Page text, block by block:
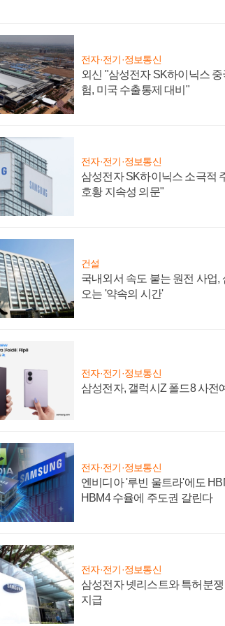
전자·전기·정보통신
외신 "삼성전자 SK하이닉스
험, 미국 수출통제 대비"
전자·전기·정보통신
삼성전자 SK하이닉스 소극적
호황 지속성 의문"
건설
국내외서 속도 붙는 원전 사업,
오는 '약속의 시간'
전자·전기·정보통신
삼성전자, 갤럭시Z 폴드8 사전
전자·전기·정보통신
엔비디아 '루빈 울트라'에도
HBM4 수율에 주도권 갈린다
전자·전기·정보통신
삼성전자 넷리스트와 특허분
지급